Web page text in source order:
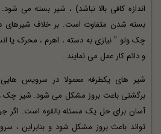
اندازه کافی بالا نباشد) ، شیر بسته می
بسته شدن متفاوت است. بر خلاف شیرهای
چک ولو " نیازی به دسته ، اهرم ، محرک یا
و دائم کار عمل می نمایند .
شیر های یکطرفه معمولا در سرویس
برگشتی باعث بروز مشکل می شود. شیر چک
آسان برای حل یک مسئله بالقوه است. اگر
تواند باعث بروز مشکل شود و بنابراین ،